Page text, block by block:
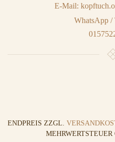
E-Mail:
WhatsApp /
ENDPREIS ZZGL.
MEHRWERTSTEUER